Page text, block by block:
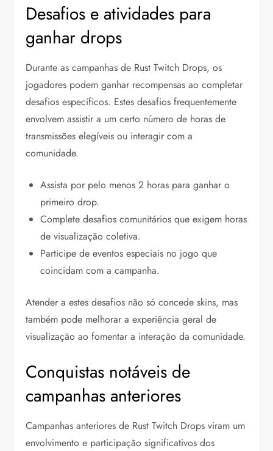
Desafios e atividades para
ganhar drops
Durante as campanhas de Rust Twitch Drops, os
jogadores podem ganhar recompensas ao completar
desafios específicos. Estes desafios frequentemente
envolvem assistir a um certo número de horas de
transmissões elegíveis ou interagir com a
comunidade.
Assista por pelo menos 2 horas para ganhar o
primeiro drop.
Complete desafios comunitários que exigem horas
de visualização coletiva.
Participe de eventos especiais no jogo que
coincidam com a campanha.
Atender a estes desafios não só concede skins, mas
também pode melhorar a experiência geral de
visualização ao fomentar a interação da comunidade.
Conquistas notáveis de
campanhas anteriores
Campanhas anteriores de Rust Twitch Drops viram um
envolvimento e participação significativos dos